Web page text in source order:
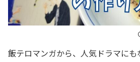
飯テロマンガから、人気ドラマに